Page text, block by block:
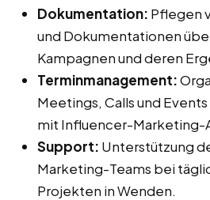
Dokumentation: Pflegen
und Dokumentationen
Kampagnen und deren
Terminmanagement:
Meetings, Calls und
mit Influencer-Marketing-
Support: Unterstützung
Marketing-Teams bei
Projekten in Wenden.